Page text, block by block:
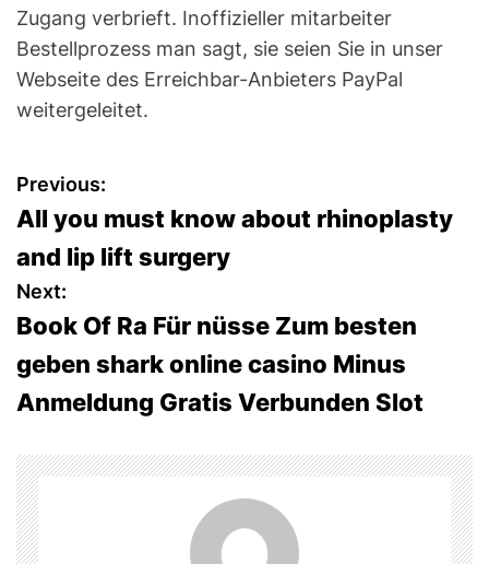
Zugang verbrieft. Inoffizieller mitarbeiter
Bestellprozess man sagt, sie seien Sie in unser
Webseite des Erreichbar-Anbieters PayPal
weitergeleitet.
P
o
s
t
n
v
i
Previous:
All you must know about rhinoplasty
and lip lift surgery
Next:
Book Of Ra Für nüsse Zum besten
geben shark online casino Minus
Anmeldung Gratis Verbunden Slot